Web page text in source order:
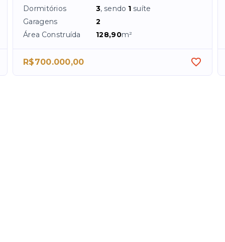
Dormitórios 3, sendo 1 suíte
Garagens
2
Área Construída
128,90m²
R$700.000,00